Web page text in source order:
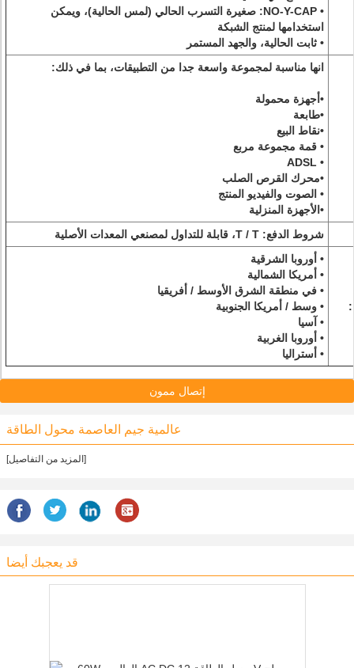
• NO-Y-CAP: صغيرة التسرب الحالي (لمس الحالية)، ويمكن
استخدامها لمنتج الشبكة
• ثابت الحالية، والجهد المستمر
انها مناسبة لمجموعة واسعة جدا من التطبيقات، بما في ذلك:
•أجهزة محمولة
•طابعة
•نقاط البيع
• قمة مجموعة مربع
• ADSL
•محرك القرص الصلب
• الصوت والفيديو المنتج
•الأجهزة المنزلية
شروط الدفع: T / T، قابلة للتداول لمصنعي المعدات الأصلية
• أوروبا الشرقية
• أمريكا الشمالية
• في منطقة الشرق الأوسط / أفريقيا
• وسط / أمريكا الجنوبية
• آسيا
• أوروبا الغربية
• أستراليا
إتصال ممون
عالمية جيم العاصمة محول الطاقة
[المزيد من التفاصيل]
قد يعجبك أيضا